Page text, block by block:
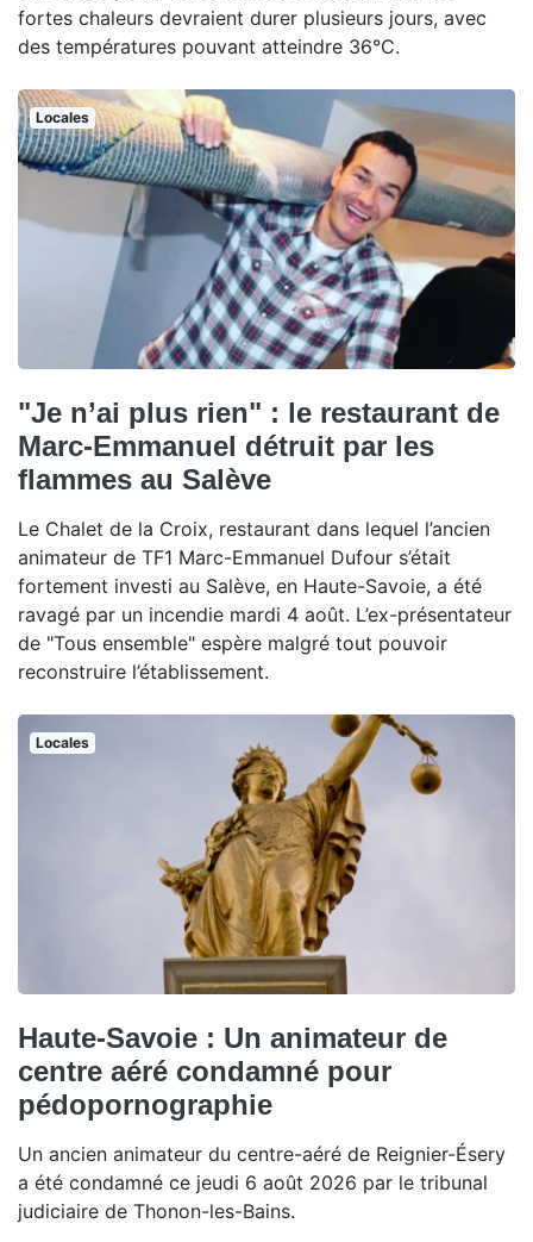
fortes chaleurs devraient durer plusieurs jours, avec
des températures pouvant atteindre 36°C.
Locales
"Je n’ai plus rien" : le restaurant de
Marc-Emmanuel détruit par les
flammes au Salève
Le Chalet de la Croix, restaurant dans lequel l’ancien
animateur de TF1 Marc-Emmanuel Dufour s’était
fortement investi au Salève, en Haute-Savoie, a été
ravagé par un incendie mardi 4 août. L’ex-présentateur
de "Tous ensemble" espère malgré tout pouvoir
reconstruire l’établissement.
Locales
Haute-Savoie : Un animateur de
centre aéré condamné pour
pédopornographie
Un ancien animateur du centre-aéré de Reignier-Ésery
a été condamné ce jeudi 6 août 2026 par le tribunal
judiciaire de Thonon-les-Bains.